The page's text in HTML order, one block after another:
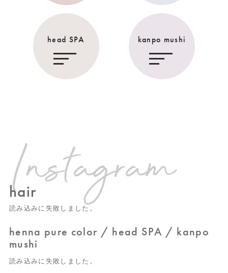
head SPA kanpo mushi
hair
読み込みに失敗しました。
henna pure color / head SPA / kanpo
mushi
読み込みに失敗しました。